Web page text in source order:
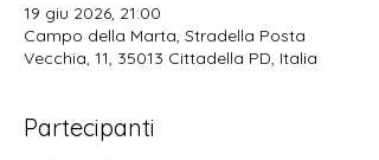
19 giu 2026, 21:00
Campo della Marta, Stradella Posta
Vecchia, 11, 35013 Cittadella PD, Italia
Partecipanti